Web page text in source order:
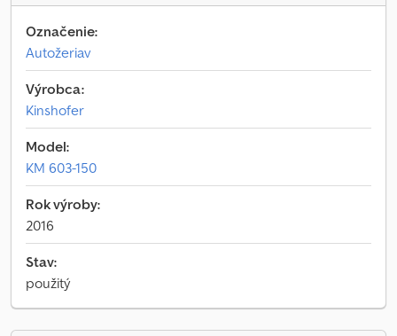
Označenie:
Autožeriav
Výrobca:
Kinshofer
Model:
KM 603-150
Rok výroby:
2016
Stav:
použitý